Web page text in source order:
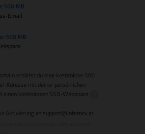
500 MB
Email
500 MB
erhältst du eine kostenlose 500
Adresse mit deiner persönlichen
einen kostenlosen SSD-Webspace
Aktivierung an support@internex.at